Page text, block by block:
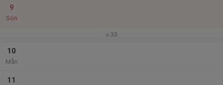
9
Sön
v.33
10
Mån
11